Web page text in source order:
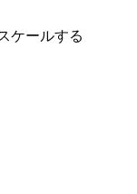
ケールする